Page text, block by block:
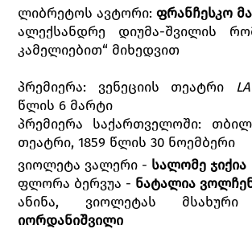
ლიბრეტოს ავტორი:ფრანჩესკო
ალექსანდრე დიუმა-შვილის
კამელიებით“ მიხედვით
პრემიერა: ვენეციის თეატრი
წლის 6 მარტი
პრემიერა საქართველოში:
თეატრი, 1859 წლის 30 ნოემბერი
ვიოლეტა ვალერი - სალომე ჯიქია
ფლორა ბერვუა - ნატალია
ანინა, ვიოლეტას
იორდანიშვილი